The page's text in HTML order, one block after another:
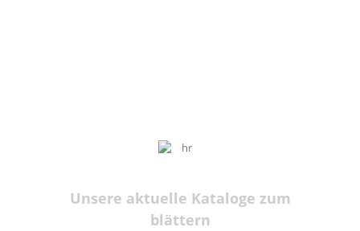
Unsere aktuelle Kataloge zum
blättern